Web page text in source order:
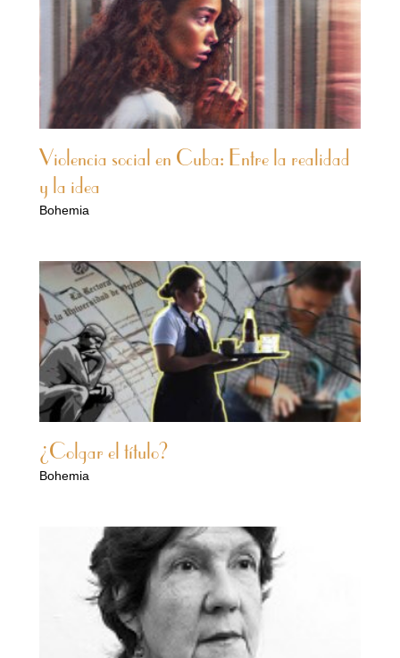
Violencia social en Cuba: Entre la realidad
y la idea
Bohemia
¿Colgar el título?
Bohemia